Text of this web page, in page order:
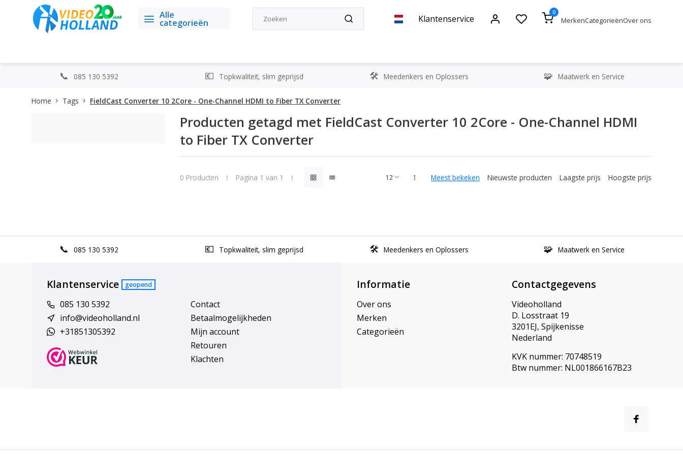
Alle
categorieën Klantenservice
0
MerkenCategorieënOver ons
085 130 5392 Topkwaliteit, slim geprijsd Meedenkers en Oplossers Maatwerk en Service
Home Tags FieldCast Converter 10 2Core - One-Channel HDMI to Fiber TX Converter
Producten getagd met FieldCast Converter 10 2Core - One-Channel HDMI
to Fiber TX Converter
0 Producten Pagina 1 van 1 Meest bekeken Nieuwste producten Laagste prijs Hoogste prijs
085 130 5392 Topkwaliteit, slim geprijsd Meedenkers en Oplossers Maatwerk en Service
Klantenservice geopend
085 130 5392
info@videoholland.nl
+31851305392
Contact
Betaalmogelijkheden
Mijn account
Retouren
Klachten
Informatie
Over ons
Merken
Categorieën
Contactgegevens
Videoholland
D. Losstraat 19
3201EJ, Spijkenisse
Nederland
KVK nummer: 70748519
Btw nummer: NL001866167B23